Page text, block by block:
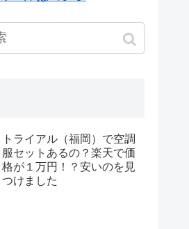
トライアル（福岡）で空調
服セットあるの？楽天で価
格が１万円！？安いのを見
つけました